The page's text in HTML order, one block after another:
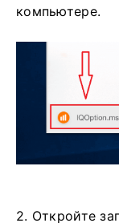
компьютере.
2. Откройте